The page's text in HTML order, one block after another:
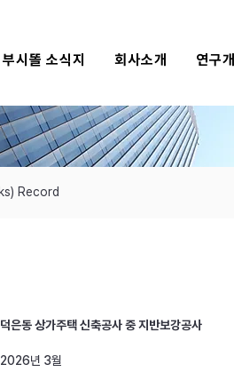
부시똘 소식지 회사소개 연구
Record
덕은동 상가주택 신축공사 중 지반보강공사
2026년 3월